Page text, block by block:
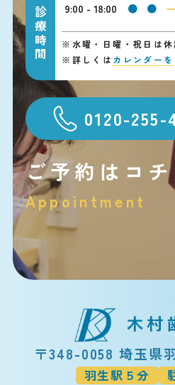
診療時間
9:00 - 18:00
● ● ー
※ 水曜・日曜・祝日は
※ 詳しくは カレンダーを
0120-255-
ご予約はコチ
Appointment
〒348-0058 埼玉県
羽生駅５分